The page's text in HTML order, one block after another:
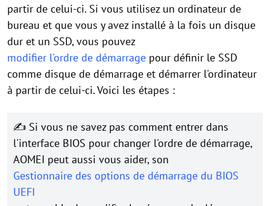
partir de celui-ci. Si vous utilisez un ordinateur de
bureau et que vous y avez installé à la fois un disque
dur et un SSD, vous pouvez
modifier l'ordre de démarrage pour définir le SSD
comme disque de démarrage et démarrer l'ordinateur
à partir de celui-ci. Voici les étapes :
✍ Si vous ne savez pas comment entrer dans
l'interface BIOS pour changer l'ordre de démarrage,
AOMEI peut aussi vous aider, son
Gestionnaire des options de démarrage du BIOS
UEFI